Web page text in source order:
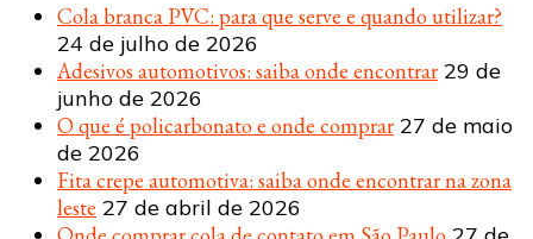
Cola branca PVC: para que serve e quando utilizar?
24 de julho de 2026
Adesivos automotivos: saiba onde encontrar 29 de
junho de 2026
O que é policarbonato e onde comprar 27 de maio
de 2026
Fita crepe automotiva: saiba onde encontrar na zona
leste 27 de abril de 2026